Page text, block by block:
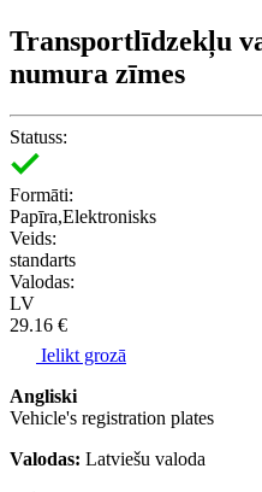
Transportlīdzekļu
numura zīmes
Statuss:
Formāti:
Papīra,Elektronisks
Veids:
standarts
Valodas:
LV
29.16 €
Ielikt grozā
Angliski
Vehicle's registration plates
Valodas: Latviešu valoda